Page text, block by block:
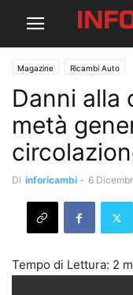
Magazine Ricambi Auto
Danni alla
metà
Di inforicambi - 6